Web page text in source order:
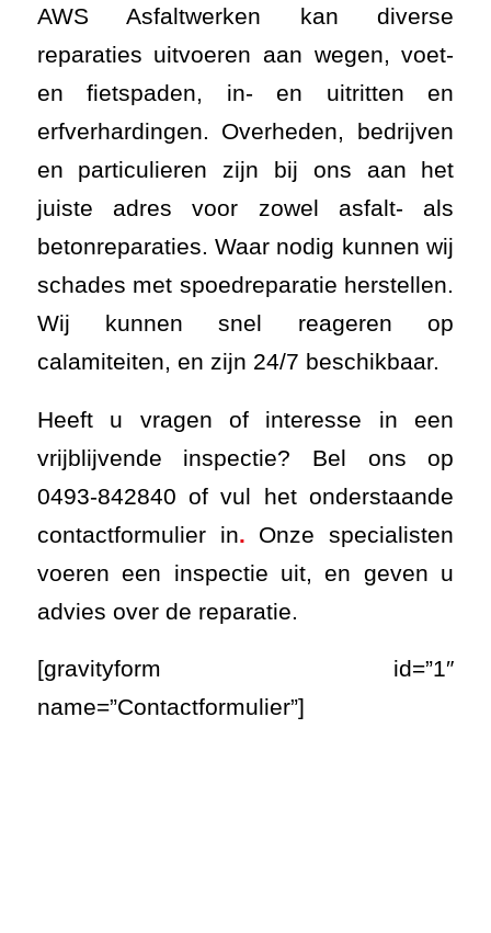
AWS Asfaltwerken kan diverse
reparaties uitvoeren aan wegen, voet-
en fietspaden, in- en uitritten en
erfverhardingen. Overheden, bedrijven
en particulieren zijn bij ons aan het
juiste adres voor zowel asfalt- als
betonreparaties. Waar nodig kunnen wij
schades met spoedreparatie herstellen.
Wij kunnen snel reageren op
calamiteiten, en zijn 24/7 beschikbaar.
Heeft u vragen of interesse in een
vrijblijvende inspectie? Bel ons op
0493-842840 of vul het onderstaande
contactformulier in. Onze specialisten
voeren een inspectie uit, en geven u
advies over de reparatie.
[gravityform id=”1″
name=”Contactformulier”]